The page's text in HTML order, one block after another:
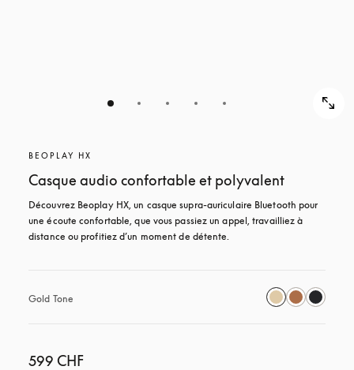
BEOPLAY HX
Casque audio confortable et polyvalent
Découvrez Beoplay HX, un casque supra-auriculaire Bluetooth pour
une écoute confortable, que vous passiez un appel, travailliez à
distance ou profitiez d’un moment de détente.
Gold Tone
599 CHF